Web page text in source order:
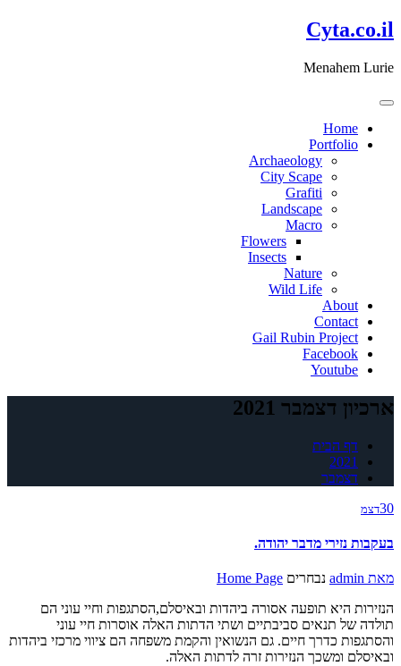
דלג
לתוכן
Cyta.co.il
Menahem Lurie
Home
Portfolio
Archaeology
City Scape
Grafiti
Landscape
Macro
Flowers
Insects
Nature
Wild Life
About
Contact
Gail Rubin Project
Facebook
Youtube
ארכיון דצמבר 2021
דף הבית
2021
דצמבר
30דצמ
בעקבות נזירי מדבר יהודה.
מאת admin נבחרים Home Page
הנזירות היא תופעה אסורה ביהדות ובאיסלם,הסתגפות וחיי עוני הם
תולדה של תנאים סביבתיים ושתי הדתות האלה אוסרות חיי עוני
והסתגפות כדרך חיים. גם הנשואין והקמת משפחה הם ציווי מרכזי ביהדות
ובאיסלם ומשכך הנזירות זרה לדתות האלה.